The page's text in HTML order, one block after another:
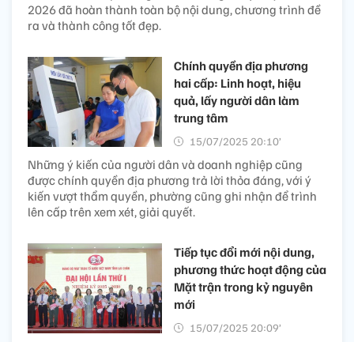
2026 đã hoàn thành toàn bộ nội dung, chương trình đề
ra và thành công tốt đẹp.
Chính quyền địa phương
hai cấp: Linh hoạt, hiệu
quả, lấy người dân làm
trung tâm
15/07/2025 20:10’
Những ý kiến của người dân và doanh nghiệp cũng
được chính quyền địa phương trả lời thỏa đáng, với ý
kiến vượt thẩm quyền, phường cũng ghi nhận để trình
lên cấp trên xem xét, giải quyết.
Tiếp tục đổi mới nội dung,
phương thức hoạt động của
Mặt trận trong kỷ nguyên
mới
15/07/2025 20:09’